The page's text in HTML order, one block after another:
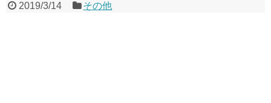
2019/3/14 その他